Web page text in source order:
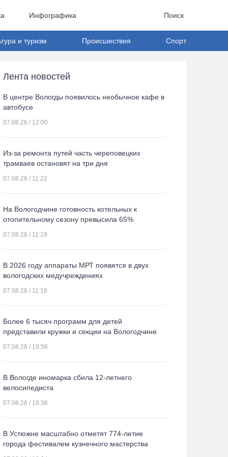
Инфографика Поиск
и туризм Происшествия Спорт
Лента новостей
В центре Вологды появилось необычное кафе в
автобусе
07.08.26 / 12:00
Из-за ремонта путей часть череповецких
трамваев остановят на три дня
07.08.26 / 11:22
На Вологодчине готовность котельных к
отопительному сезону превысила 65%
07.08.26 / 11:19
В 2026 году аппараты МРТ появятся в двух
вологодских медучреждениях
07.08.26 / 11:18
Более 6 тысяч программ для детей
представили кружки и секции на Вологодчине
07.08.26 / 10:56
В Вологде иномарка сбила 12-летнего
велосипедиста
07.08.26 / 10:36
В Устюжне масштабно отметят 774-летие
города фестивалем кузнечного мастерства